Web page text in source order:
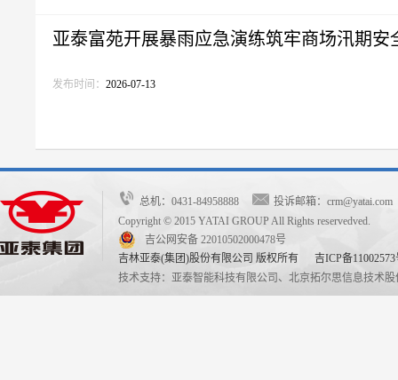
亚泰富苑开展暴雨应急演练筑牢商场汛期安
发布时间： 2026-07-13
总机：0431-84958888
投诉邮箱：
Copyright © 2015 YATAI GROUP All Rights reservedved.
吉公网安备 22010502000478号
吉林亚泰(集团)股份有限公司 版权所有 吉ICP备11002573
技术支持：亚泰智能科技有限公司、北京拓尔思信息技术